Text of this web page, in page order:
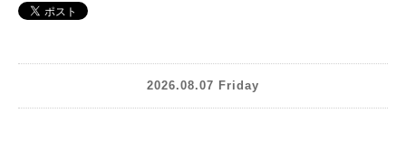
2026.08.07 Friday